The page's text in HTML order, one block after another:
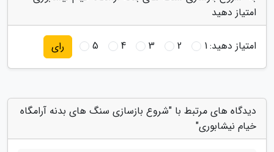
امتیاز دهید
امتیاز دهید:1
2
3
4
5 رای
دیدگاه های مرتبط با "شروع بازسازی سنگ های بدنه آرامگاه
خیام نیشابوری"